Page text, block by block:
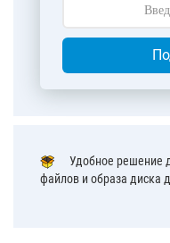
Удобное решение
файлов и образа диска